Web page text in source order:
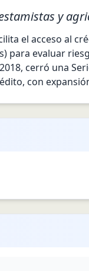
y
el acceso al
para evaluar
cerró una
con